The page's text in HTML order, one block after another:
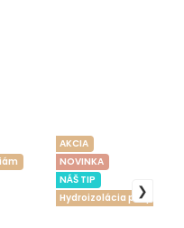
AKCIA
NOVINKA
NÁŠ TIP
Hydroizolácia pre ploché